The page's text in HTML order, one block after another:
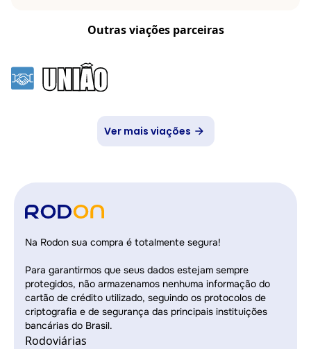
Outras viações parceiras
Ver mais viações
Na Rodon sua compra é totalmente segura!
Para garantirmos que seus dados estejam sempre
protegidos, não armazenamos nenhuma informação do
cartão de crédito utilizado, seguindo os protocolos de
criptografia e de segurança das principais instituições
bancárias do Brasil.
Rodoviárias